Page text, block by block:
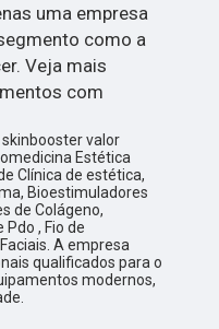
uma empresa
como a
Veja mais
com
valor
Estética
Clínica de estética,
Bioestimuladores
de Colágeno,
, Fio de
A empresa
qualificados para o
modernos,